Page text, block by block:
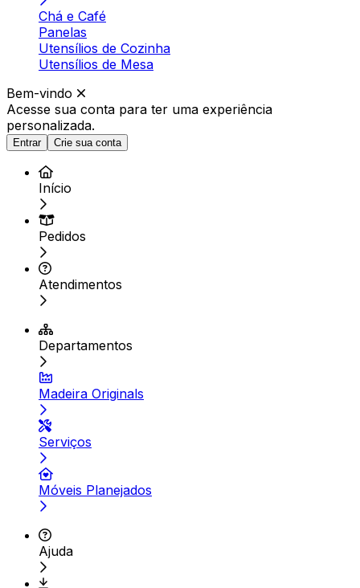
Chá e Café
Panelas
Utensílios de Cozinha
Utensílios de Mesa
Bem-vindo
Acesse sua conta para ter uma experiência
personalizada.
Entrar Crie sua conta
Início
Pedidos
Atendimentos
Departamentos
Madeira Originals
Serviços
Móveis Planejados
Ajuda